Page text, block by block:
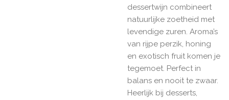
dessertwijn combineert
natuurlijke zoetheid met
levendige zuren. Aroma’s
van rijpe perzik, honing
en exotisch fruit komen je
tegemoet. Perfect in
balans en nooit te zwaar.
Heerlijk bij desserts,